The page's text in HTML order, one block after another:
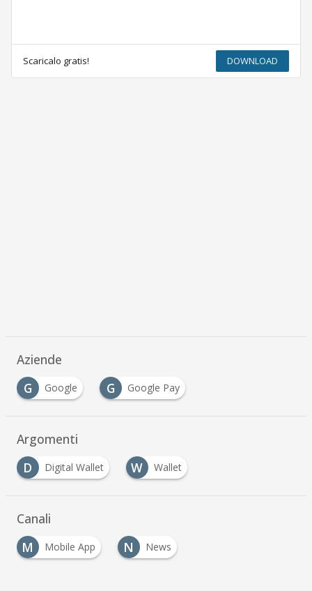
Scaricalo gratis! DOWNLOAD
Aziende
G
Google G
Google Pay
Argomenti
D
Digital Wallet W
Wallet
Canali
M
Mobile App N
News